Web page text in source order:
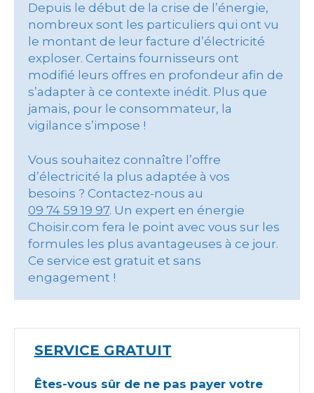
Depuis le début de la crise de l’énergie,
nombreux sont les particuliers qui ont vu
le montant de leur facture d’électricité
exploser. Certains fournisseurs ont
modifié leurs offres en profondeur afin de
s’adapter à ce contexte inédit. Plus que
jamais, pour le consommateur, la
vigilance s’impose !
Vous souhaitez connaître l’offre
d’électricité la plus adaptée à vos
besoins ? Contactez-nous au
09 74 59 19 97. Un expert en énergie
Choisir.com fera le point avec vous sur les
formules les plus avantageuses à ce jour.
Ce service est gratuit et sans
engagement !
SERVICE GRATUIT
Êtes-vous sûr de ne pas payer votre